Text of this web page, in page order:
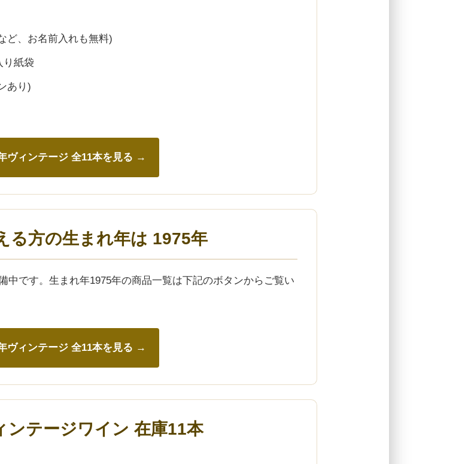
ど、お名前入れも無料)
り紙袋
あり)
ヴィンテージ 全11本を見る →
る方の生まれ年は 1975年
中です。生まれ年1975年の商品一覧は下記のボタンからご覧い
ヴィンテージ 全11本を見る →
ンテージワイン 在庫11本